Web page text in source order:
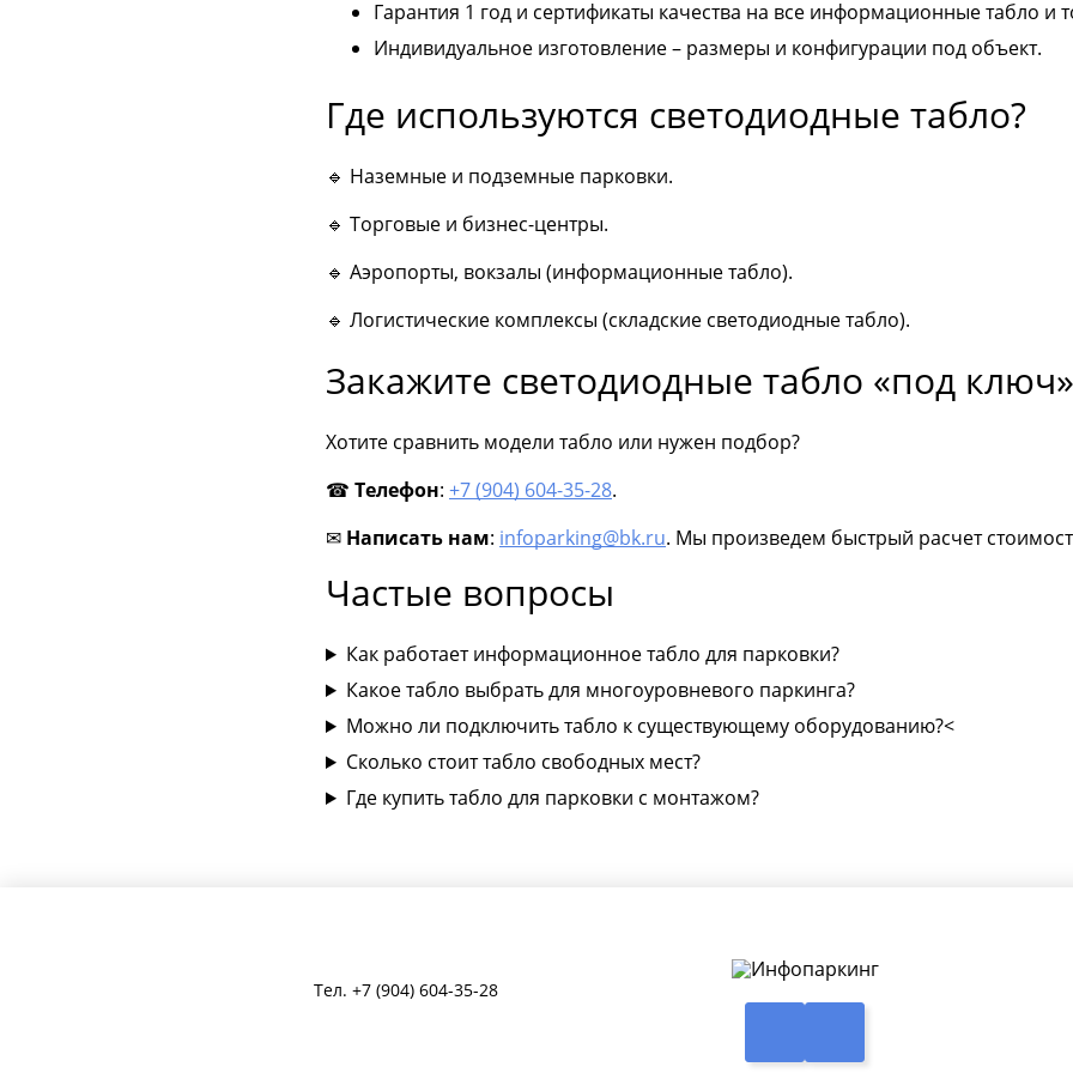
Гарантия 1 год и сертификаты качества на все информационные табло и
Индивидуальное изготовление – размеры и конфигурации под объект.
Где используются светодиодные табло?
🔹 Наземные и подземные парковки.
🔹 Торговые и бизнес-центры.
🔹 Аэропорты, вокзалы (информационные табло).
🔹 Логистические комплексы (складские светодиодные табло).
Закажите светодиодные табло «под
Хотите сравнить модели табло или нужен подбор?
☎ Телефон: +7 (904) 604-35-28.
✉ Написать нам: infoparking@bk.ru. Мы произведем быстрый расчет
Частые вопросы
Как работает информационное табло для парковки?
Какое табло выбрать для многоуровневого паркинга?
Можно ли подключить табло к существующему оборудованию?<
Сколько стоит табло свободных мест?
Где купить табло для парковки с монтажом?
Тел. +7 (904) 604-35-28